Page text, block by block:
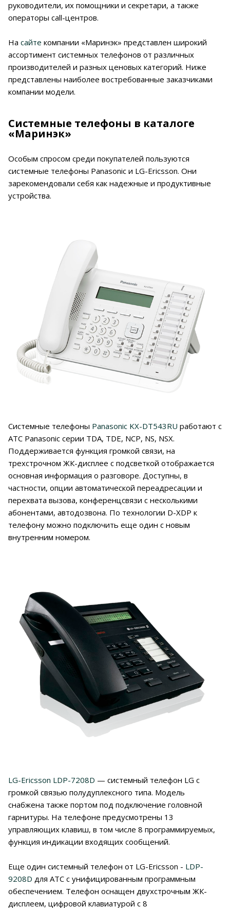
руководители, их помощники и секретари, а также
операторы call-центров.
На сайте компании «Маринэк» представлен широкий
ассортимент системных телефонов от различных
производителей и разных ценовых категорий. Ниже
представлены наиболее востребованные заказчиками
компании модели.
Системные телефоны в каталоге
«Маринэк»
Особым спросом среди покупателей пользуются
системные телефоны Panasonic и LG-Ericsson. Они
зарекомендовали себя как надежные и продуктивные
устройства.
Системные телефоны Panasonic KX-DT543RU работают с
АТС Panasonic серии TDA, TDE, NCP, NS, NSX.
Поддерживается функция громкой связи, на
трехстрочном ЖК-дисплее с подсветкой отображается
основная информация о разговоре. Доступны, в
частности, опции автоматической переадресации и
перехвата вызова, конференцсвязи с несколькими
абонентами, автодозвона. По технологии D-XDP к
телефону можно подключить еще один с новым
внутренним номером.
LG-Ericsson LDP-7208D — системный телефон LG с
громкой связью полудуплексного типа. Модель
снабжена также портом под подключение головной
гарнитуры. На телефоне предусмотрены 13
управляющих клавиш, в том числе 8 программируемых,
функция индикации входящих сообщений.
Еще один системный телефон от LG-Ericsson - LDP-
9208D для АТС с унифицированным программным
обеспечением. Телефон оснащен двухстрочным ЖК-
дисплеем, цифровой клавиатурой с 8